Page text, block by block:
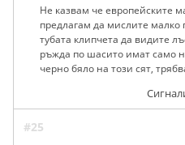
Не казвам че европейските
предлагам да мислите малко
тубата клипчета да видите
ръжда по шасито имат само
черно бяло на този сят,
#25